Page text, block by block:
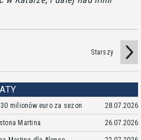
Starszy
milionów euro za sezon 28.07.2026
Martina 26.07.2026